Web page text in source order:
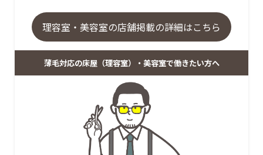
理容室・美容室の店舗掲載の詳細はこちら
薄毛対応の床屋（理容室）・美容室で働きたい方へ